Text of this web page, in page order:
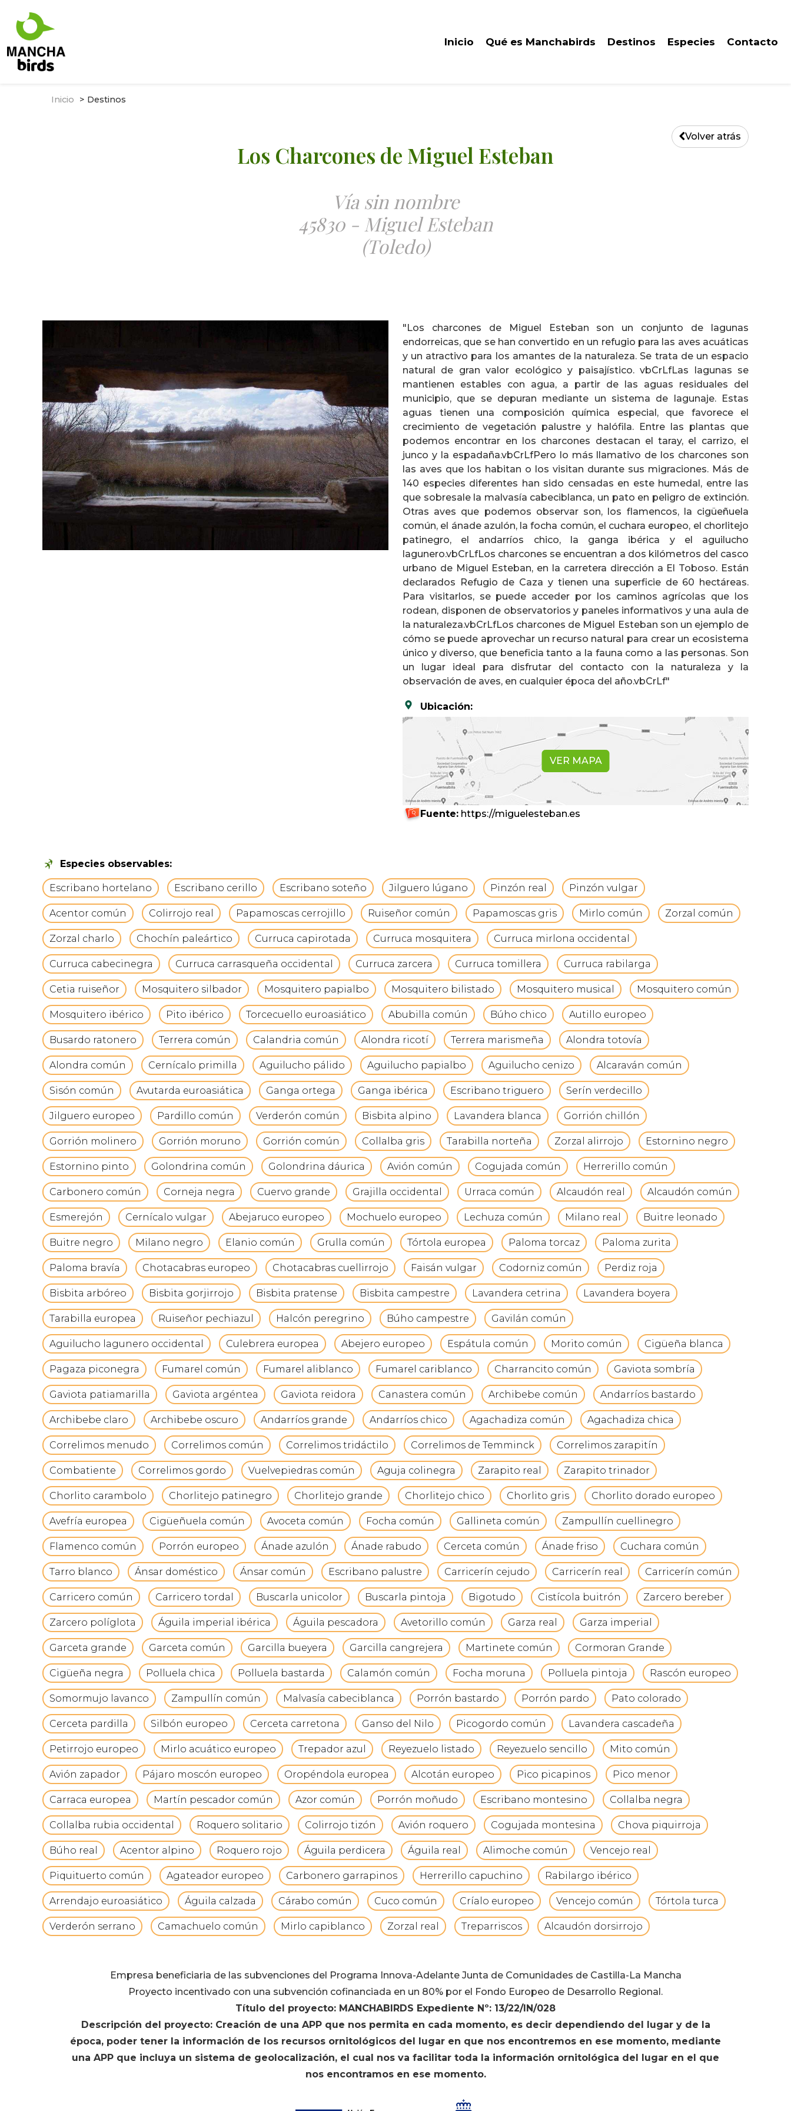
Inicio Qué es Manchabirds Destinos Especies Contacto
Inicio Destinos
Volver atrás
Los Charcones de Miguel Esteban
Vía sin nombre
45830 - Miguel Esteban
(Toledo)
"Los charcones de Miguel Esteban son un conjunto de lagunas
endorreicas, que se han convertido en un refugio para las aves acuáticas
y un atractivo para los amantes de la naturaleza. Se trata de un espacio
natural de gran valor ecológico y paisajístico. vbCrLfLas lagunas se
mantienen estables con agua, a partir de las aguas residuales del
municipio, que se depuran mediante un sistema de lagunaje. Estas
aguas tienen una composición química especial, que favorece el
crecimiento de vegetación palustre y halófila. Entre las plantas que
podemos encontrar en los charcones destacan el taray, el carrizo, el
junco y la espadaña.vbCrLfPero lo más llamativo de los charcones son
las aves que los habitan o los visitan durante sus migraciones. Más de
140 especies diferentes han sido censadas en este humedal, entre las
que sobresale la malvasía cabeciblanca, un pato en peligro de extinción.
Otras aves que podemos observar son, los flamencos, la cigüeñuela
común, el ánade azulón, la focha común, el cuchara europeo, el chorlitejo
patinegro, el andarríos chico, la ganga ibérica y el aguilucho
lagunero.vbCrLfLos charcones se encuentran a dos kilómetros del casco
urbano de Miguel Esteban, en la carretera dirección a El Toboso. Están
declarados Refugio de Caza y tienen una superficie de 60 hectáreas.
Para visitarlos, se puede acceder por los caminos agrícolas que los
rodean, disponen de observatorios y paneles informativos y una aula de
la naturaleza.vbCrLfLos charcones de Miguel Esteban son un ejemplo de
cómo se puede aprovechar un recurso natural para crear un ecosistema
único y diverso, que beneficia tanto a la fauna como a las personas. Son
un lugar ideal para disfrutar del contacto con la naturaleza y la
observación de aves, en cualquier época del año.vbCrLf"
Ubicación:
VER MAPA
Fuente: https://miguelesteban.es
Especies observables:
Escribano hortelano Escribano cerillo Escribano soteño Jilguero lúgano Pinzón real Pinzón vulgar
Acentor común Colirrojo real Papamoscas cerrojillo Ruiseñor común Papamoscas gris Mirlo común Zorzal común
Zorzal charlo Chochín paleártico Curruca capirotada Curruca mosquitera Curruca mirlona occidental
Curruca cabecinegra Curruca carrasqueña occidental Curruca zarcera Curruca tomillera Curruca rabilarga
Cetia ruiseñor Mosquitero silbador Mosquitero papialbo Mosquitero bilistado Mosquitero musical Mosquitero común
Mosquitero ibérico Pito ibérico Torcecuello euroasiático Abubilla común Búho chico Autillo europeo
Busardo ratonero Terrera común Calandria común Alondra ricotí Terrera marismeña Alondra totovía
Alondra común Cernícalo primilla Aguilucho pálido Aguilucho papialbo Aguilucho cenizo Alcaraván común
Sisón común Avutarda euroasiática Ganga ortega Ganga ibérica Escribano triguero Serín verdecillo
Jilguero europeo Pardillo común Verderón común Bisbita alpino Lavandera blanca Gorrión chillón
Gorrión molinero Gorrión moruno Gorrión común Collalba gris Tarabilla norteña Zorzal alirrojo Estornino negro
Estornino pinto Golondrina común Golondrina dáurica Avión común Cogujada común Herrerillo común
Carbonero común Corneja negra Cuervo grande Grajilla occidental Urraca común Alcaudón real Alcaudón común
Esmerejón Cernícalo vulgar Abejaruco europeo Mochuelo europeo Lechuza común Milano real Buitre leonado
Buitre negro Milano negro Elanio común Grulla común Tórtola europea Paloma torcaz Paloma zurita
Paloma bravía Chotacabras europeo Chotacabras cuellirrojo Faisán vulgar Codorniz común Perdiz roja
Bisbita arbóreo Bisbita gorjirrojo Bisbita pratense Bisbita campestre Lavandera cetrina Lavandera boyera
Tarabilla europea Ruiseñor pechiazul Halcón peregrino Búho campestre Gavilán común
Aguilucho lagunero occidental Culebrera europea Abejero europeo Espátula común Morito común Cigüeña blanca
Pagaza piconegra Fumarel común Fumarel aliblanco Fumarel cariblanco Charrancito común Gaviota sombría
Gaviota patiamarilla Gaviota argéntea Gaviota reidora Canastera común Archibebe común Andarríos bastardo
Archibebe claro Archibebe oscuro Andarríos grande Andarríos chico Agachadiza común Agachadiza chica
Correlimos menudo Correlimos común Correlimos tridáctilo Correlimos de Temminck Correlimos zarapitín
Combatiente Correlimos gordo Vuelvepiedras común Aguja colinegra Zarapito real Zarapito trinador
Chorlito carambolo Chorlitejo patinegro Chorlitejo grande Chorlitejo chico Chorlito gris Chorlito dorado europeo
Avefría europea Cigüeñuela común Avoceta común Focha común Gallineta común Zampullín cuellinegro
Flamenco común Porrón europeo Ánade azulón Ánade rabudo Cerceta común Ánade friso Cuchara común
Tarro blanco Ánsar doméstico Ánsar común Escribano palustre Carricerín cejudo Carricerín real Carricerín común
Carricero común Carricero tordal Buscarla unicolor Buscarla pintoja Bigotudo Cistícola buitrón Zarcero bereber
Zarcero políglota Águila imperial ibérica Águila pescadora Avetorillo común Garza real Garza imperial
Garceta grande Garceta común Garcilla bueyera Garcilla cangrejera Martinete común Cormoran Grande
Cigüeña negra Polluela chica Polluela bastarda Calamón común Focha moruna Polluela pintoja Rascón europeo
Somormujo lavanco Zampullín común Malvasía cabeciblanca Porrón bastardo Porrón pardo Pato colorado
Cerceta pardilla Silbón europeo Cerceta carretona Ganso del Nilo Picogordo común Lavandera cascadeña
Petirrojo europeo Mirlo acuático europeo Trepador azul Reyezuelo listado Reyezuelo sencillo Mito común
Avión zapador Pájaro moscón europeo Oropéndola europea Alcotán europeo Pico picapinos Pico menor
Carraca europea Martín pescador común Azor común Porrón moñudo Escribano montesino Collalba negra
Collalba rubia occidental Roquero solitario Colirrojo tizón Avión roquero Cogujada montesina Chova piquirroja
Búho real Acentor alpino Roquero rojo Águila perdicera Águila real Alimoche común Vencejo real
Piquituerto común Agateador europeo Carbonero garrapinos Herrerillo capuchino Rabilargo ibérico
Arrendajo euroasiático Águila calzada Cárabo común Cuco común Críalo europeo Vencejo común Tórtola turca
Verderón serrano Camachuelo común Mirlo capiblanco Zorzal real Treparriscos Alcaudón dorsirrojo
Empresa beneficiaria de las subvenciones del Programa Innova-Adelante Junta de Comunidades de Castilla-La Mancha
Proyecto incentivado con una subvención cofinanciada en un 80% por el Fondo Europeo de Desarrollo Regional.
Título del proyecto: MANCHABIRDS Expediente Nº: 13/22/IN/028
Descripción del proyecto: Creación de una APP que nos permita en cada momento, es decir dependiendo del lugar y de la
época, poder tener la información de los recursos ornitológicos del lugar en que nos encontremos en ese momento, mediante
una APP que incluya un sistema de geolocalización, el cual nos va facilitar toda la información ornitológica del lugar en el que
nos encontramos en ese momento.